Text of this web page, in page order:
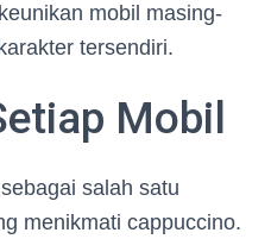
mobil masing-
tersendiri.
Mobil
salah satu
menikmati cappuccino.